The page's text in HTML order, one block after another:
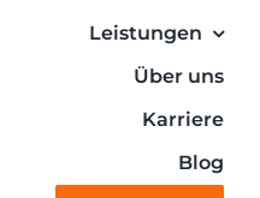
Leistungen
Über uns
Karriere
Blog